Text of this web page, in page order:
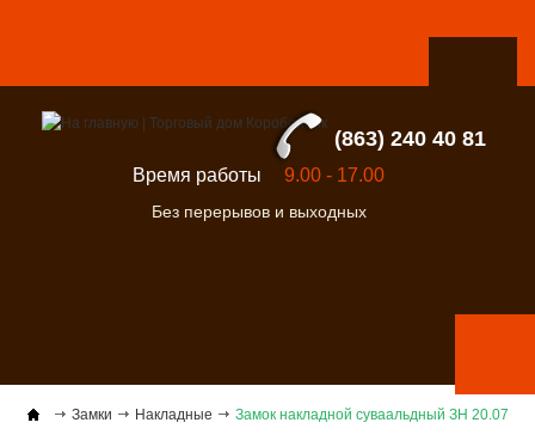
(863) 240 40 81
Время работы 9.00 - 17.00
Без перерывов и выходных
Замки Накладные Замок накладной суваальдный ЗН 20.07